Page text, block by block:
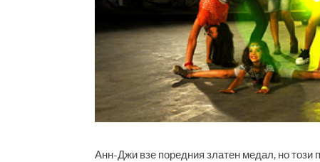
Анн-Джи взе поредния златен медал, но